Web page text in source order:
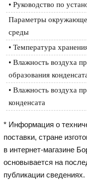
• Руководство по
Параметры
среды
• Температура
• Влажность воздуха
образования
• Влажность воздуха
конденсата
* Информация о
поставки, стране
в интернет-магазине
основывается на
публикации сведениях.